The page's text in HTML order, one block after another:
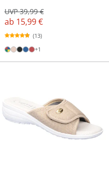
ab 15,99 €
UVP 39,99 €
(13)
+1